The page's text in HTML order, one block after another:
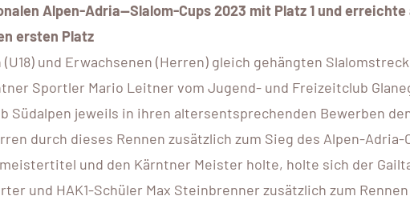
Alpen-Adria—Slalom-Cups 2023 mit Platz 1 und erreichte
ersten Platz
und Erwachsenen (Herren) gleich gehängten
Sportler Mario Leitner vom Jugend- und Freizeitclub
Südalpen jeweils in ihren altersentsprechenden Bewerben
durch dieses Rennen zusätzlich zum Sieg des Alpen-Adria-
und den Kärntner Meister holte, holte sich der
und HAK1-Schüler Max Steinbrenner zusätzlich zum